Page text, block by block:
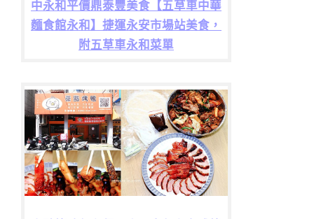
中永和平價鼎泰豐美食【五草車中華
麵食館永和】捷運永安市場站美食，
附五草車永和菜單